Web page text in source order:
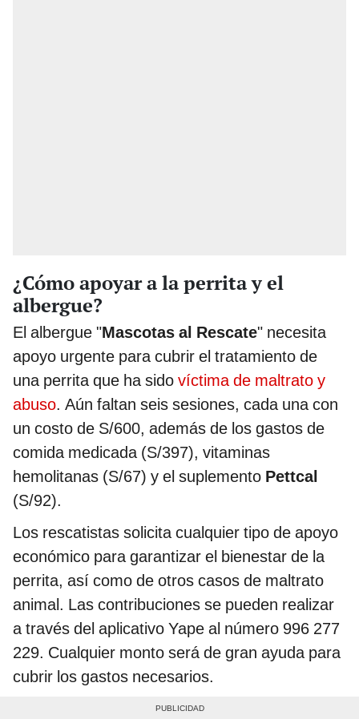
¿Cómo apoyar a la perrita y el
albergue?
El albergue "Mascotas al Rescate" necesita
apoyo urgente para cubrir el tratamiento de
una perrita que ha sido víctima de maltrato y
abuso. Aún faltan seis sesiones, cada una con
un costo de S/600, además de los gastos de
comida medicada (S/397), vitaminas
hemolitanas (S/67) y el suplemento Pettcal
(S/92).
Los rescatistas solicita cualquier tipo de apoyo
económico para garantizar el bienestar de la
perrita, así como de otros casos de maltrato
animal. Las contribuciones se pueden realizar
a través del aplicativo Yape al número 996 277
229. Cualquier monto será de gran ayuda para
cubrir los gastos necesarios.